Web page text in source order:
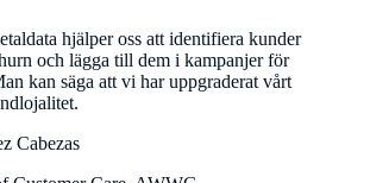
hjälper oss att identifiera kunder
och lägga till dem i kampanjer för
kan säga att vi har uppgraderat vårt
Cabezas